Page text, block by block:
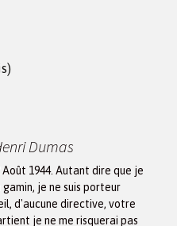
Dumas
Août 1944. Autant dire que je
gamin, je ne suis porteur
d'aucune directive, votre
je ne me risquerai pas